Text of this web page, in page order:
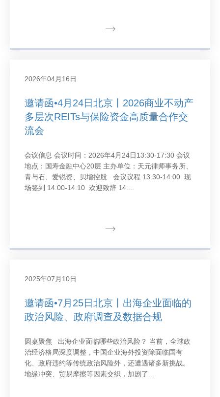
2026年04月16日
邀请函•4月24日北京丨2026商业不动产
多层次REITs与保险资金高质量合作交
流会
会议信息 会议时间：2026年4月24日13:30-17:30 会议
地点：国寿金融中心20层 主办单位：天元律师事务所、
青与石、爱锐资、贝增控股 会议议程 13:30-14:00 现
场签到 14:00-14:10 欢迎致辞 14:...
2025年07月10日
邀请函•7月25日北京丨出海企业面临的
政治风险、政府调查及数据合规
圆桌聚焦 出海企业面临哪些政治风险？ 当前，全球政
治经济格局深度调整，中国企业海外投资除面临国有
化、政府违约等传统政治风险外，还遭遇诸多新挑战。
地缘冲突、贸易摩擦等因素交织，加剧了...